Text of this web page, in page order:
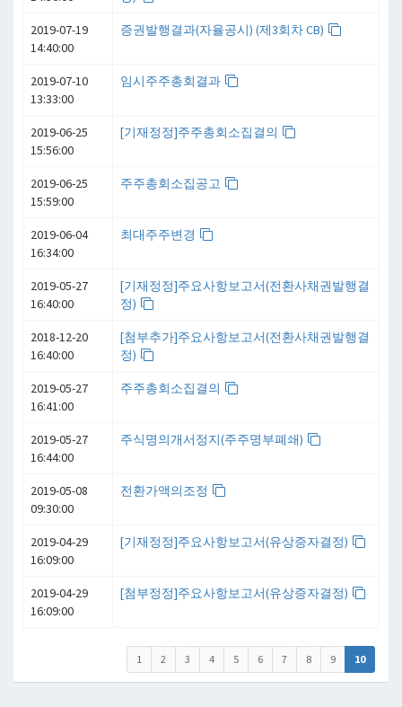
2019-07-19
14:40:00
증권발행결과(자율공시) (제3회차 CB)
2019-07-10
13:33:00
임시주주총회결과
2019-06-25
15:56:00
[기재정정]주주총회소집결의
2019-06-25
15:59:00
주주총회소집공고
2019-06-04
16:34:00
최대주주변경
2019-05-27
16:40:00
[기재정정]주요사항보고서(전환사채권발행결
정)
2018-12-20
16:40:00
[첨부추가]주요사항보고서(전환사채권발행결
정)
2019-05-27
16:41:00
주주총회소집결의
2019-05-27
16:44:00
주식명의개서정지(주주명부폐쇄)
2019-05-08
09:30:00
전환가액의조정
2019-04-29
16:09:00
[기재정정]주요사항보고서(유상증자결정)
2019-04-29
16:09:00
[첨부정정]주요사항보고서(유상증자결정)
1 2 3 4 5 6 7 8 9 10